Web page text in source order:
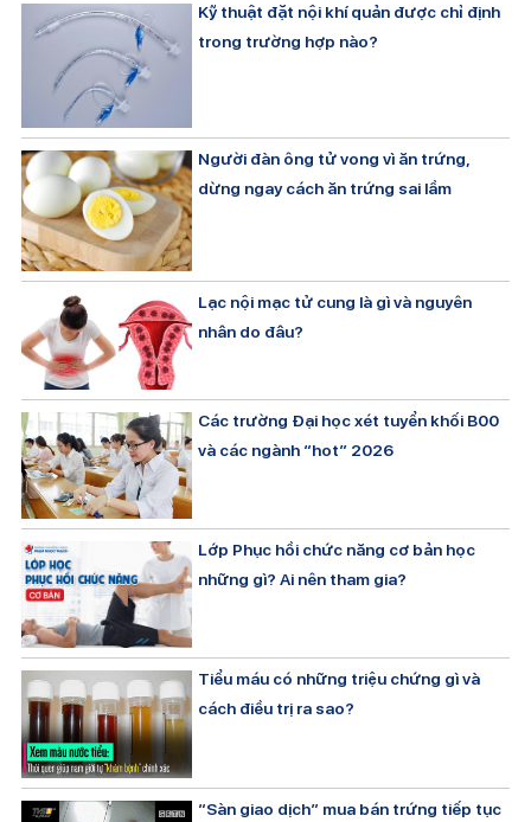
Kỹ thuật đặt nội khí quản được chỉ định
trong trường hợp nào?
Người đàn ông tử vong vì ăn trứng,
dừng ngay cách ăn trứng sai lầm
Lạc nội mạc tử cung là gì và nguyên
nhân do đâu?
Các trường Đại học xét tuyển khối B00
và các ngành “hot” 2026
Lớp Phục hồi chức năng cơ bản học
những gì? Ai nên tham gia?
Tiểu máu có những triệu chứng gì và
cách điều trị ra sao?
“Sàn giao dịch” mua bán trứng tiếp tục